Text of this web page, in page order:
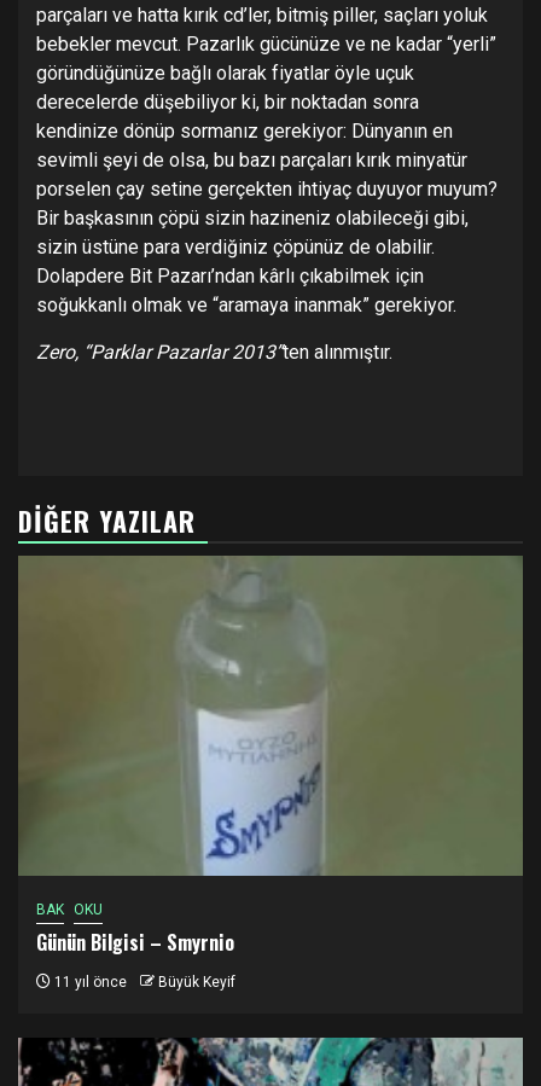
parçaları ve hatta kırık cd’ler, bitmiş piller, saçları yoluk
bebekler mevcut. Pazarlık gücünüze ve ne kadar “yerli”
göründüğünüze bağlı olarak fiyatlar öyle uçuk
derecelerde düşebiliyor ki, bir noktadan sonra
kendinize dönüp sormanız gerekiyor: Dünyanın en
sevimli şeyi de olsa, bu bazı parçaları kırık minyatür
porselen çay setine gerçekten ihtiyaç duyuyor muyum?
Bir başkasının çöpü sizin hazineniz olabileceği gibi,
sizin üstüne para verdiğiniz çöpünüz de olabilir.
Dolapdere Bit Pazarı’ndan kârlı çıkabilmek için
soğukkanlı olmak ve “aramaya inanmak” gerekiyor.
Zero, “Parklar Pazarlar 2013”ten alınmıştır.
DIĞER YAZILAR
BAK OKU
Günün Bilgisi – Smyrnio
11 yıl önce Büyük Keyif